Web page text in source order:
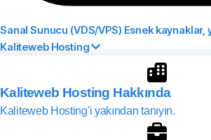
Sanal Sunucu (VDS/VPS) Esnek kaynaklar,
Kaliteweb Hosting
Kaliteweb Hosting Hakkında
Kaliteweb Hosting'i yakından tanıyın.